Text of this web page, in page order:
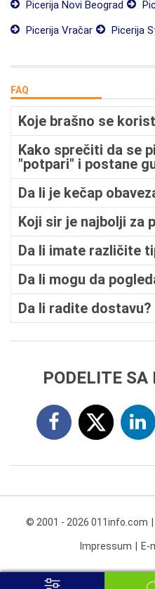
Picerija Novi Beograd
Picerija Vračar
Picerija
FAQ
Koje brašno se
Kako sprečiti da se
"potpari" i postane
Da li je kečap
Koji sir je najbolji za
Da li imate različite
Da li mogu da
Da li radite dostavu?
PODELITE
© 2001 - 2026 011info.com
Impressum E-